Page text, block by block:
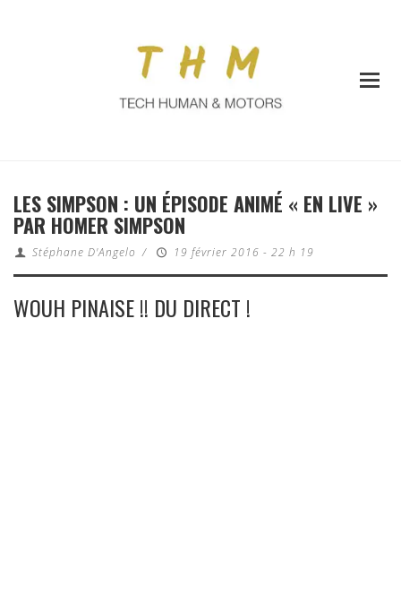
LES SIMPSON : UN ÉPISODE ANIMÉ « EN LIVE »
PAR HOMER SIMPSON
Stéphane D'Angelo / 19 février 2016 - 22 h 19
WOUH PINAISE !! DU DIRECT !